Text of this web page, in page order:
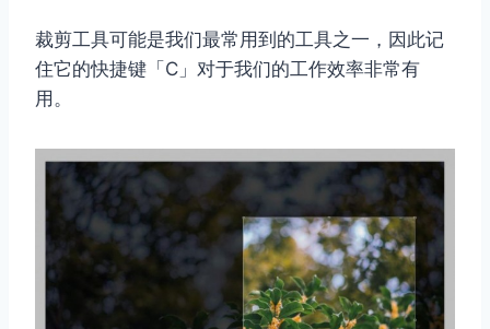
裁剪工具可能是我们最常用到的工具之一，因此记
住它的快捷键「C」对于我们的工作效率非常有
用。